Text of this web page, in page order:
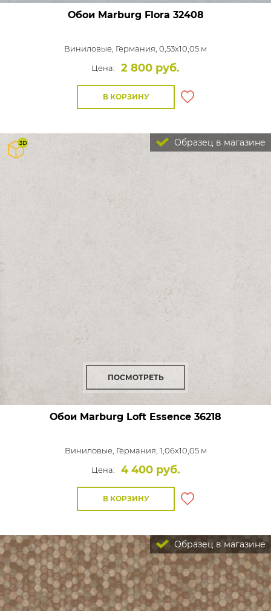
Обои Marburg Flora 32408
Виниловые, Германия, 0,53x10,05 м
Цена:
2 800 руб.
В КОРЗИНУ
Образец в магазине
ПОСМОТРЕТЬ
Обои Marburg Loft Essence 36218
Виниловые, Германия, 1,06x10,05 м
Цена:
4 400 руб.
В КОРЗИНУ
Образец в магазине